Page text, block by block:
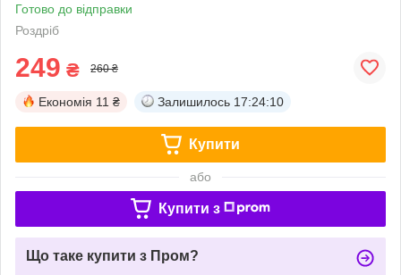
Готово до відправки
Роздріб
249 ₴ 260 ₴
Економія 11 ₴ Залишилось 17:24:10
Купити
або
Купити з
Що таке купити з Пром?